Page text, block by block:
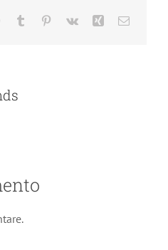
WhatsApp
Tumblr Pinterest
Vk Xing Email